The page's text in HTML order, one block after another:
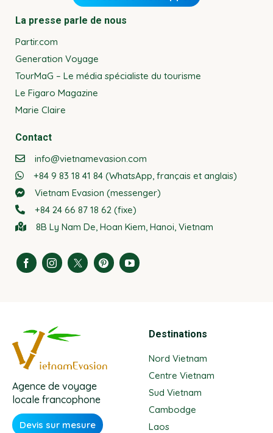
La presse parle de nous
Partir.com
Generation Voyage
TourMaG – Le média spécialiste du tourisme
Le Figaro Magazine
Marie Claire
Contact
info@vietnamevasion.com
+84 9 83 18 41 84 (WhatsApp, français et anglais)
Vietnam Evasion (messenger)
+84 24 66 87 18 62 (fixe)
8B Ly Nam De, Hoan Kiem, Hanoi, Vietnam
Agence de voyage
locale francophone
Devis sur mesure
Destinations
Nord Vietnam
Centre Vietnam
Sud Vietnam
Cambodge
Laos